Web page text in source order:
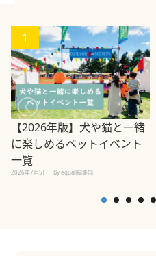
1
【2026年版】犬や猫と一緒
に楽しめるペットイベント
一覧
2026年7月5日 By equall編集部